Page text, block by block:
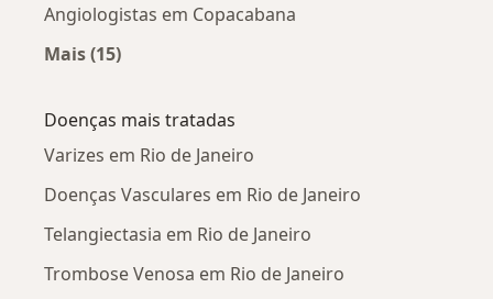
Angiologistas em Copacabana
Mais (15)
Doenças mais tratadas
Varizes em Rio de Janeiro
Doenças Vasculares em Rio de Janeiro
Telangiectasia em Rio de Janeiro
Trombose Venosa em Rio de Janeiro